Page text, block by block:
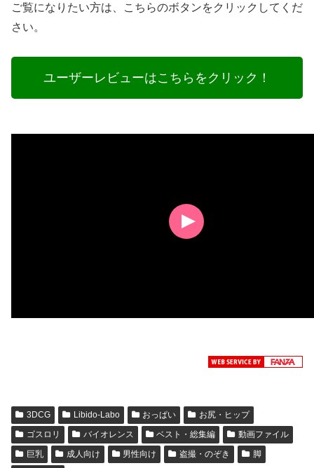
ご覧になりたい方は、こちらのボタンをクリックしてくだ
さい。
ユーザーレビューはこちらをクリック！
3DCG Libido-Labo おっぱい
お尻・ヒップ
ゴスロリ
バイオレンス ベスト・総集編
動画ファイル
巨乳
成人向け 男性向け 盗撮・のぞき
脚